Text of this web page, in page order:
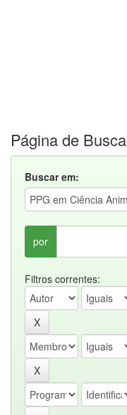
Página de Busca
Buscar em:
por
Filtros correntes: